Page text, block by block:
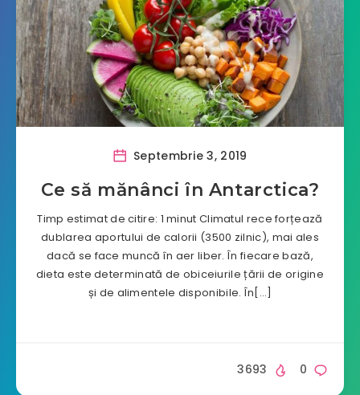
Septembrie 3, 2019
Ce să mănânci în Antarctica?
Timp estimat de citire: 1 minut Climatul rece forțează
dublarea aportului de calorii (3500 zilnic), mai ales
dacă se face muncă în aer liber. În fiecare bază,
dieta este determinată de obiceiurile țării de origine
și de alimentele disponibile. În[…]
0
3693